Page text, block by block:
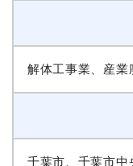
解体工事業、産
千葉市、千葉市中